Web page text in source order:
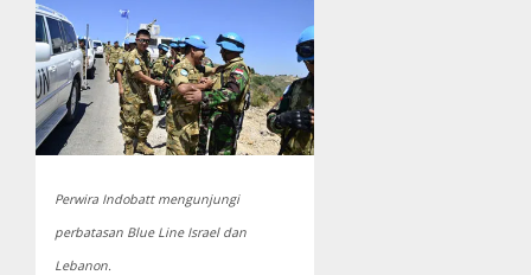
Perwira Indobatt mengunjungi
perbatasan Blue Line Israel dan
Lebanon.